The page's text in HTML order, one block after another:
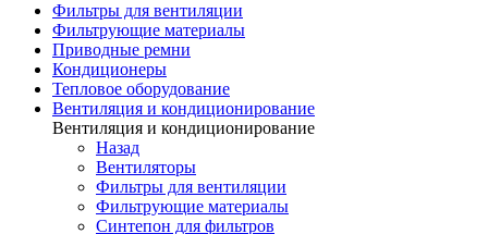
Фильтры для вентиляции
Фильтрующие материалы
Приводные ремни
Кондиционеры
Тепловое оборудование
Вентиляция и кондиционирование
Вентиляция и кондиционирование
Назад
Вентиляторы
Фильтры для вентиляции
Фильтрующие материалы
Синтепон для фильтров